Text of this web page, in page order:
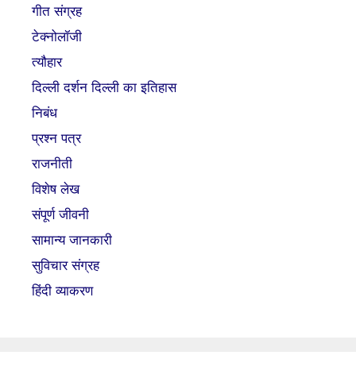
गीत संग्रह
टेक्नोलॉजी
त्यौहार
दिल्ली दर्शन दिल्ली का इतिहास
निबंध
प्रश्न पत्र
राजनीती
विशेष लेख
संपूर्ण जीवनी
सामान्य जानकारी
सुविचार संग्रह
हिंदी व्याकरण